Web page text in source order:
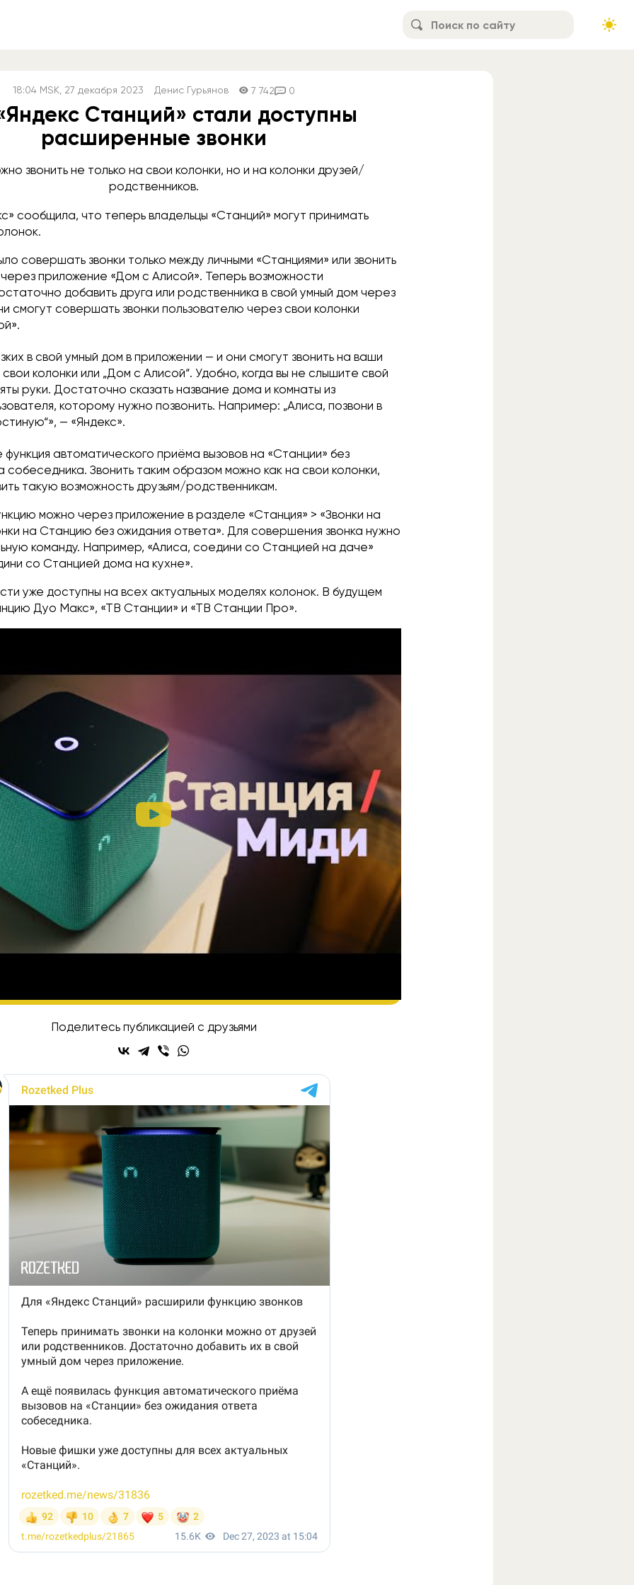
18:04 MSK, 27 декабря 2023 Денис Гурьянов 7 742 0
Станций» стали доступны
расширенные звонки
звонить не только на свои колонки, но и на колонки друзей/
родственников.
сообщила, что теперь владельцы «Станций» могут принимать
совершать звонки только между личными «Станциями» или звонить
приложение «Дом с Алисой». Теперь возможности
добавить друга или родственника в свой умный дом через
смогут совершать звонки пользователю через свои колонки
в свой умный дом в приложении — и они смогут звонить на ваши
колонки или „Дом с Алисой“. Удобно, когда вы не слышите свой
руки. Достаточно сказать название дома и комнаты из
которому нужно позвонить. Например: „Алиса, позвони в
— «Яндекс».
функция автоматического приёма вызовов на «Станции» без
собеседника. Звонить таким образом можно как на свои колонки,
такую возможность друзьям/родственникам.
можно через приложение в разделе «Станция» > «Звонки на
на Станцию без ожидания ответа». Для совершения звонка нужно
команду. Например, «Алиса, соедини со Станцией на даче»
со Станцией дома на кухне».
уже доступны на всех актуальных моделях колонок. В будущем
Дуо Макс», «ТВ Станции» и «ТВ Станции Про».
яндекс.станция
Поделитесь публикацией с друзьями